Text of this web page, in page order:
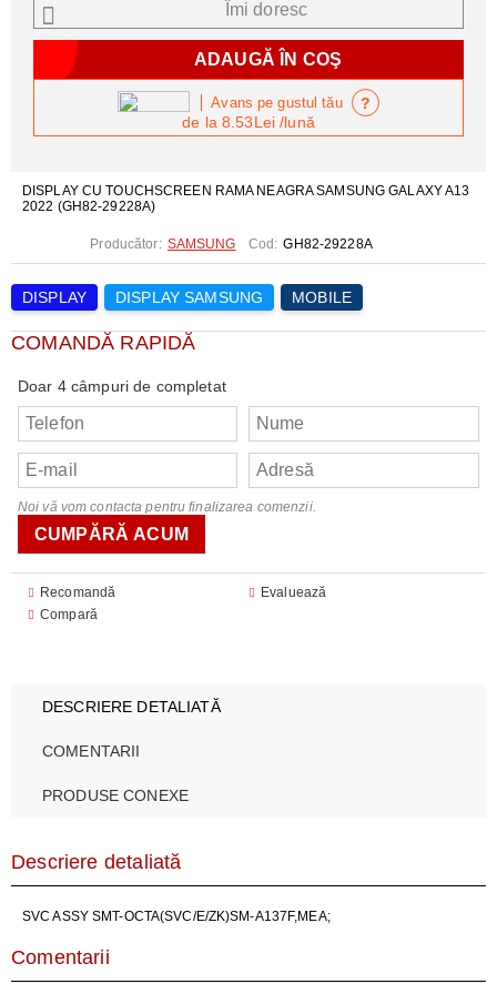
DISPLAY CU TOUCHSCREEN RAMA NEAGRA SAMSUNG GALAXY A13
2022 (GH82-29228A)
Producător: SAMSUNG Cod: GH82-29228A
DISPLAY DISPLAY SAMSUNG MOBILE
COMANDĂ RAPIDĂ
Doar 4 câmpuri de completat
Noi vă vom contacta pentru finalizarea comenzii.
Recomandă
Evaluează
Compară
Îmi doresc
de la 8.53Lei/lună
Avans pe gustul tău ?
DESCRIERE DETALIATĂ
COMENTARII
PRODUSE CONEXE
Descriere detaliată
SVC ASSY SMT-OCTA(SVC/E/ZK)SM-A137F,MEA;
Comentarii